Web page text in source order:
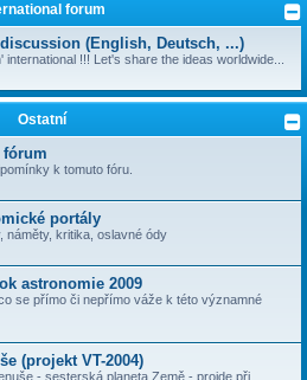
forum
(English, Deutsch, ...)
international !!! Let's share the ideas worldwide...
Ostatní
k tomuto fóru.
portály
náměty, kritika, oslavné ódy
astronomie 2009
se přímo či nepřímo váže k této významné
(projekt VT-2004)
- sesterská planeta Země - projde při